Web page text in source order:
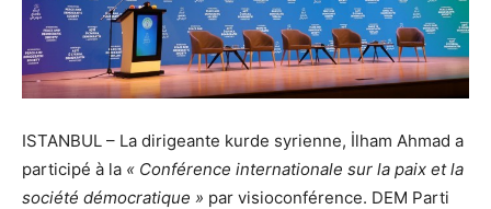
ISTANBUL – La dirigeante kurde syrienne, İlham Ahmad a
participé à la « Conférence internationale sur la paix et la
société démocratique » par visioconférence. DEM Parti